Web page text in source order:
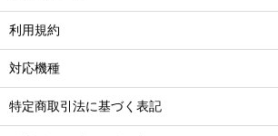
利用規約
対応機種
特定商取引法に基づく表記